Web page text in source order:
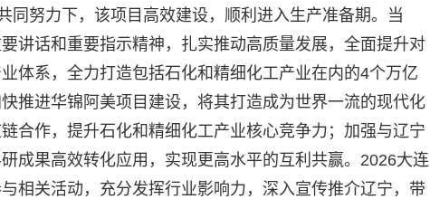
同努力下，该项目高效建设，顺利进入生产准备期。当
讲话和重要指示精神，扎实推动高质量发展，全面提升对
体系，全力打造包括石化和精细化工产业在内的4个万亿
推进华锦阿美项目建设，将其打造成为世界一流的现代化
合作，提升石化和精细化工产业核心竞争力；加强与辽宁
成果高效转化应用，实现更高水平的互利共赢。2026大连
相关活动，充分发挥行业影响力，深入宣传推介辽宁，带